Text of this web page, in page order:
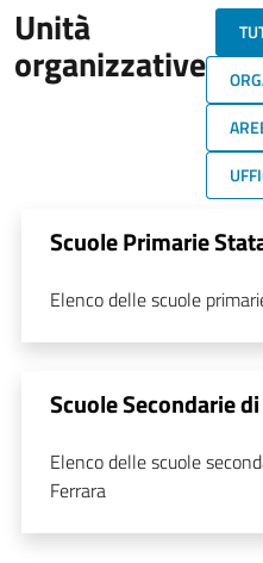
Unità
organizzative
Scuole Primarie
Elenco delle scuole
Scuole Secondarie
Elenco delle scuole
Ferrara